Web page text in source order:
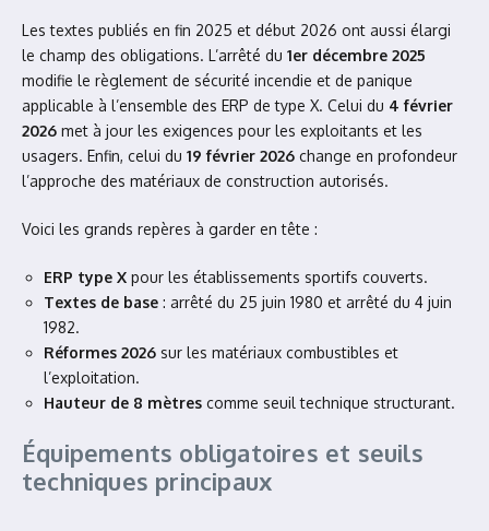
Les textes publiés en fin 2025 et début 2026 ont aussi élargi
le champ des obligations. L’arrêté du 1er décembre 2025
modifie le règlement de sécurité incendie et de panique
applicable à l’ensemble des ERP de type X. Celui du 4 février
2026 met à jour les exigences pour les exploitants et les
usagers. Enfin, celui du 19 février 2026 change en profondeur
l’approche des matériaux de construction autorisés.
Voici les grands repères à garder en tête :
ERP type X pour les établissements sportifs couverts.
Textes de base : arrêté du 25 juin 1980 et arrêté du 4 juin
1982.
Réformes 2026 sur les matériaux combustibles et
l’exploitation.
Hauteur de 8 mètres comme seuil technique structurant.
Équipements obligatoires et seuils
techniques principaux